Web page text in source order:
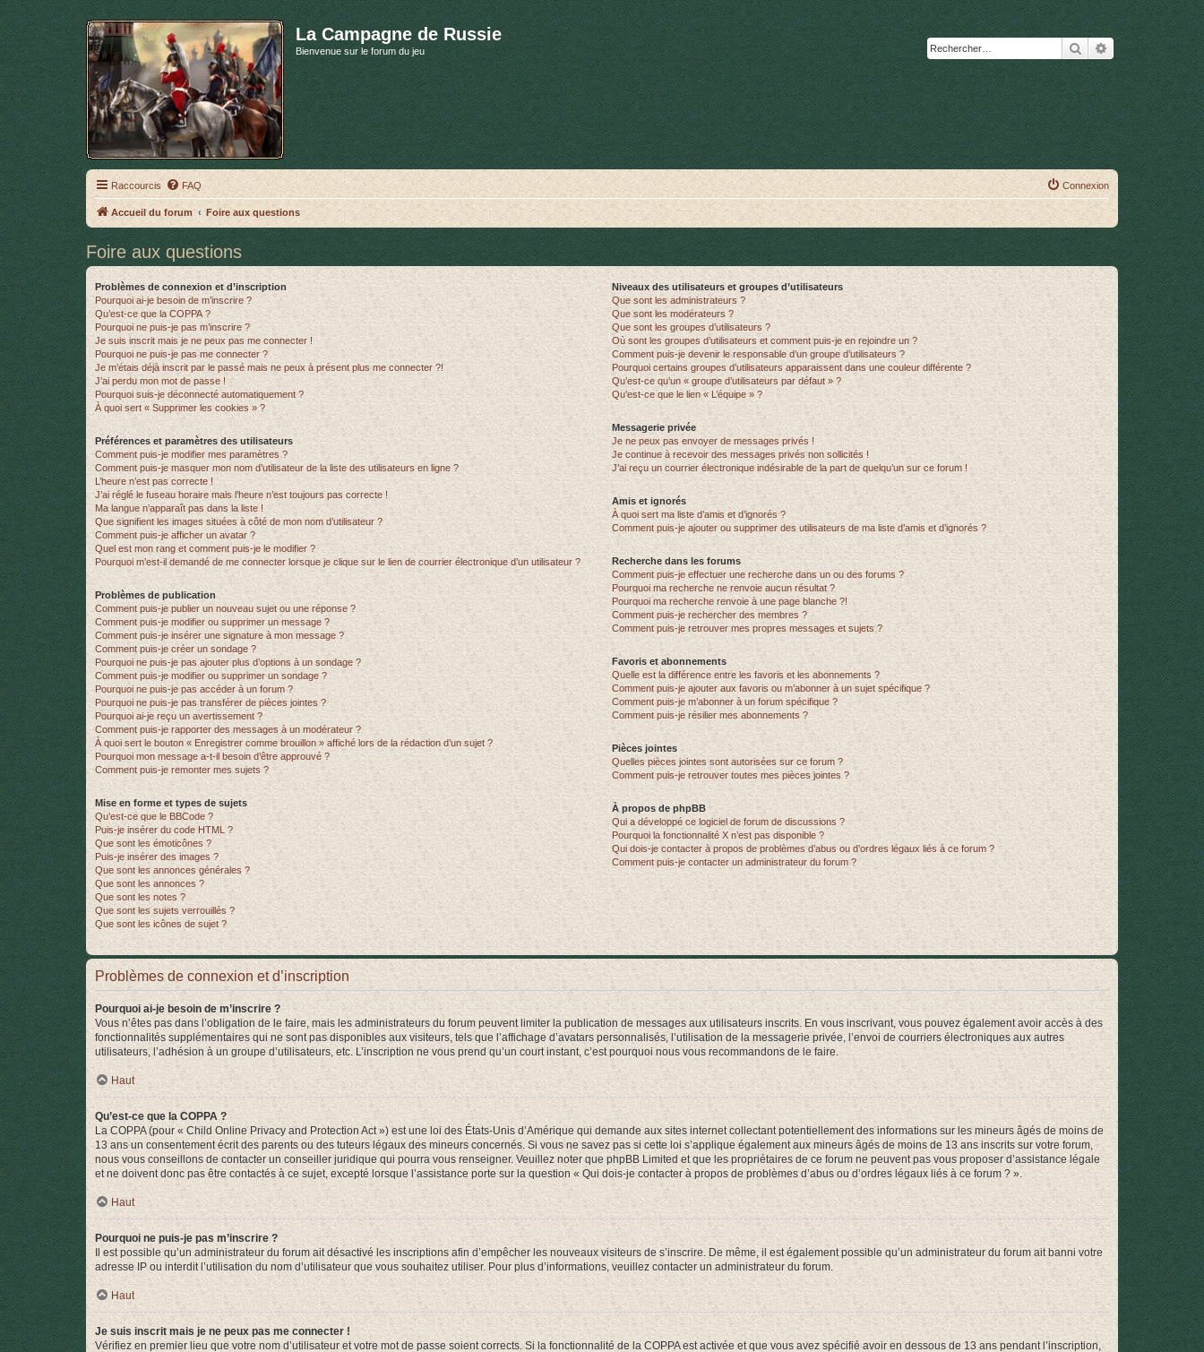
La Campagne de Russie
Bienvenue sur le forum du jeu RechercherRecherche
Raccourcis FAQ Connexion
Accueil du forum Foire aux questions
Foire aux questions
Problèmes de connexion et d’inscription
Pourquoi ai-je besoin de m’inscrire ?
Qu’est-ce que la COPPA ?
Pourquoi ne puis-je pas m’inscrire ?
Je suis inscrit mais je ne peux pas me connecter !
Pourquoi ne puis-je pas me connecter ?
Je m’étais déjà inscrit par le passé mais ne peux à présent plus me connecter ?!
J’ai perdu mon mot de passe !
Pourquoi suis-je déconnecté automatiquement ?
À quoi sert « Supprimer les cookies » ?
Préférences et paramètres des utilisateurs
Comment puis-je modifier mes paramètres ?
Comment puis-je masquer mon nom d’utilisateur de la liste des utilisateurs en ligne ?
L’heure n’est pas correcte !
J’ai réglé le fuseau horaire mais l’heure n’est toujours pas correcte !
Ma langue n’apparaît pas dans la liste !
Que signifient les images situées à côté de mon nom d’utilisateur ?
Comment puis-je afficher un avatar ?
Quel est mon rang et comment puis-je le modifier ?
Pourquoi m’est-il demandé de me connecter lorsque je clique sur le lien de courrier électronique d’un utilisateur ?
Problèmes de publication
Comment puis-je publier un nouveau sujet ou une réponse ?
Comment puis-je modifier ou supprimer un message ?
Comment puis-je insérer une signature à mon message ?
Comment puis-je créer un sondage ?
Pourquoi ne puis-je pas ajouter plus d’options à un sondage ?
Comment puis-je modifier ou supprimer un sondage ?
Pourquoi ne puis-je pas accéder à un forum ?
Pourquoi ne puis-je pas transférer de pièces jointes ?
Pourquoi ai-je reçu un avertissement ?
Comment puis-je rapporter des messages à un modérateur ?
À quoi sert le bouton « Enregistrer comme brouillon » affiché lors de la rédaction d’un sujet ?
Pourquoi mon message a-t-il besoin d’être approuvé ?
Comment puis-je remonter mes sujets ?
Mise en forme et types de sujets
Qu’est-ce que le BBCode ?
Puis-je insérer du code HTML ?
Que sont les émoticônes ?
Puis-je insérer des images ?
Que sont les annonces générales ?
Que sont les annonces ?
Que sont les notes ?
Que sont les sujets verrouillés ?
Que sont les icônes de sujet ?
Niveaux des utilisateurs et groupes d’utilisateurs
Que sont les administrateurs ?
Que sont les modérateurs ?
Que sont les groupes d’utilisateurs ?
Où sont les groupes d’utilisateurs et comment puis-je en rejoindre un ?
Comment puis-je devenir le responsable d’un groupe d’utilisateurs ?
Pourquoi certains groupes d’utilisateurs apparaissent dans une couleur différente ?
Qu’est-ce qu’un « groupe d’utilisateurs par défaut » ?
Qu’est-ce que le lien « L’équipe » ?
Messagerie privée
Je ne peux pas envoyer de messages privés !
Je continue à recevoir des messages privés non sollicités !
J’ai reçu un courrier électronique indésirable de la part de quelqu’un sur ce forum !
Amis et ignorés
À quoi sert ma liste d’amis et d’ignorés ?
Comment puis-je ajouter ou supprimer des utilisateurs de ma liste d’amis et d’ignorés ?
Recherche dans les forums
Comment puis-je effectuer une recherche dans un ou des forums ?
Pourquoi ma recherche ne renvoie aucun résultat ?
Pourquoi ma recherche renvoie à une page blanche ?!
Comment puis-je rechercher des membres ?
Comment puis-je retrouver mes propres messages et sujets ?
Favoris et abonnements
Quelle est la différence entre les favoris et les abonnements ?
Comment puis-je ajouter aux favoris ou m’abonner à un sujet spécifique ?
Comment puis-je m’abonner à un forum spécifique ?
Comment puis-je résilier mes abonnements ?
Pièces jointes
Quelles pièces jointes sont autorisées sur ce forum ?
Comment puis-je retrouver toutes mes pièces jointes ?
À propos de phpBB
Qui a développé ce logiciel de forum de discussions ?
Pourquoi la fonctionnalité X n’est pas disponible ?
Qui dois-je contacter à propos de problèmes d’abus ou d’ordres légaux liés à ce forum ?
Comment puis-je contacter un administrateur du forum ?
Problèmes de connexion et d’inscription
Pourquoi ai-je besoin de m’inscrire ?
Vous n’êtes pas dans l’obligation de le faire, mais les administrateurs du forum peuvent limiter la publication de messages aux utilisateurs inscrits. En vous inscrivant, vous pouvez également avoir accès à des
fonctionnalités supplémentaires qui ne sont pas disponibles aux visiteurs, tels que l’affichage d’avatars personnalisés, l’utilisation de la messagerie privée, l’envoi de courriers électroniques aux autres
utilisateurs, l’adhésion à un groupe d’utilisateurs, etc. L’inscription ne vous prend qu’un court instant, c’est pourquoi nous vous recommandons de le faire.
Haut
Qu’est-ce que la COPPA ?
La COPPA (pour « Child Online Privacy and Protection Act ») est une loi des États-Unis d’Amérique qui demande aux sites internet collectant potentiellement des informations sur les mineurs âgés de moins de
13 ans un consentement écrit des parents ou des tuteurs légaux des mineurs concernés. Si vous ne savez pas si cette loi s’applique également aux mineurs âgés de moins de 13 ans inscrits sur votre forum,
nous vous conseillons de contacter un conseiller juridique qui pourra vous renseigner. Veuillez noter que phpBB Limited et que les propriétaires de ce forum ne peuvent pas vous proposer d’assistance légale
et ne doivent donc pas être contactés à ce sujet, excepté lorsque l’assistance porte sur la question « Qui dois-je contacter à propos de problèmes d’abus ou d’ordres légaux liés à ce forum ? ».
Haut
Pourquoi ne puis-je pas m’inscrire ?
Il est possible qu’un administrateur du forum ait désactivé les inscriptions afin d’empêcher les nouveaux visiteurs de s’inscrire. De même, il est également possible qu’un administrateur du forum ait banni votre
adresse IP ou interdit l’utilisation du nom d’utilisateur que vous souhaitez utiliser. Pour plus d’informations, veuillez contacter un administrateur du forum.
Haut
Je suis inscrit mais je ne peux pas me connecter !
Vérifiez en premier lieu que votre nom d’utilisateur et votre mot de passe soient corrects. Si la fonctionnalité de la COPPA est activée et que vous avez spécifié avoir en dessous de 13 ans pendant l’inscription,